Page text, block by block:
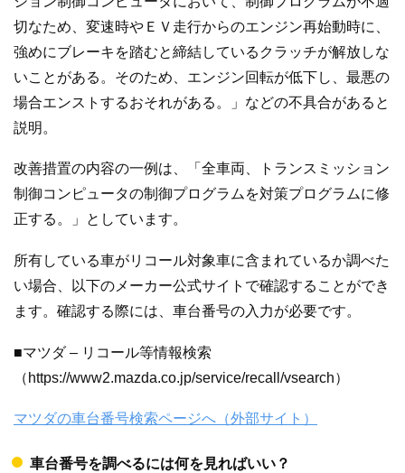
切なため、変速時やＥＶ走行からのエンジン再始動時に、
強めにブレーキを踏むと締結しているクラッチが解放しな
いことがある。そのため、エンジン回転が低下し、最悪の
場合エンストするおそれがある。」などの不具合があると
説明。
改善措置の内容の一例は、「全車両、トランスミッション
制御コンピュータの制御プログラムを対策プログラムに修
正する。」としています。
所有している車がリコール対象車に含まれているか調べた
い場合、以下のメーカー公式サイトで確認することができ
ます。確認する際には、車台番号の入力が必要です。
■マツダ – リコール等情報検索
（https://www2.mazda.co.jp/service/recall/vsearch）
マツダの車台番号検索ページへ（外部サイト）
車台番号を調べるには何を見ればいい？